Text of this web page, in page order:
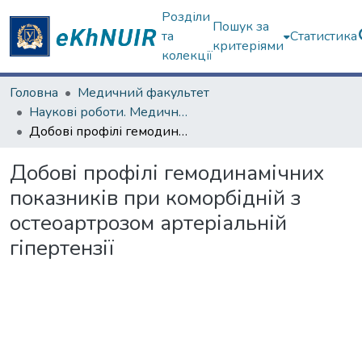
Розділи
та
колекції
Пошук за
критеріями
Статистика
Головна
Медичний факультет
Наукові роботи. Медичний факультет
Добові профілі гемодинамічних показників при коморбідній з остеоартрозом артеріальній гіпертензії
Добові профілі гемодинамічних
показників при коморбідній з
остеоартрозом артеріальній
гіпертензії